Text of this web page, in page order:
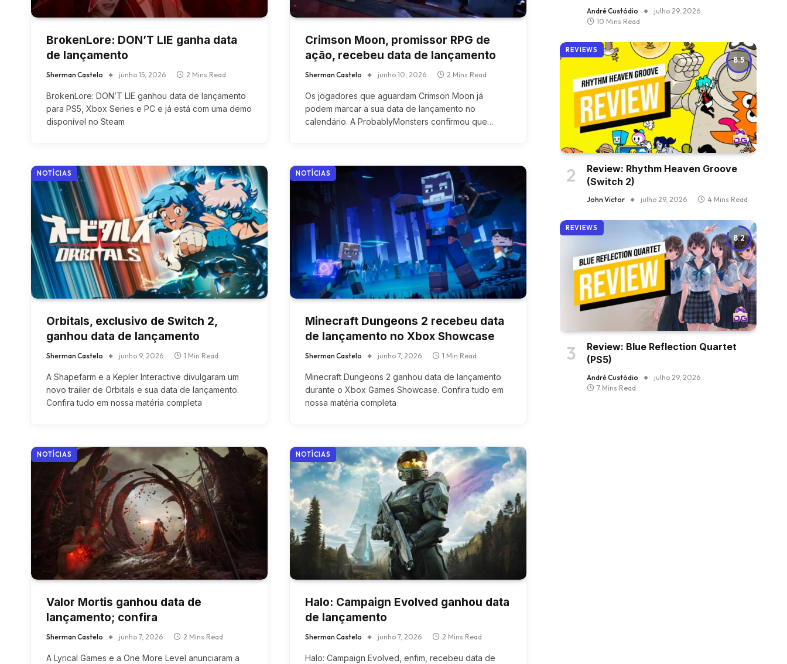
BrokenLore: DON’T LIE ganha data
de lançamento
Sherman Castelo junho 15, 2026 2 Mins Read
BrokenLore: DON’T LIE ganhou data de lançamento
para PS5, Xbox Series e PC e já está com uma demo
disponível no Steam
Crimson Moon, promissor RPG de
ação, recebeu data de lançamento
Sherman Castelo junho 10, 2026 2 Mins Read
Os jogadores que aguardam Crimson Moon já
podem marcar a sua data de lançamento no
calendário. A ProbablyMonsters confirmou que…
NOTÍCIAS
Orbitals, exclusivo de Switch 2,
ganhou data de lançamento
Sherman Castelo junho 9, 2026 1 Min Read
A Shapefarm e a Kepler Interactive divulgaram um
novo trailer de Orbitals e sua data de lançamento.
Confira tudo em nossa matéria completa
NOTÍCIAS
Minecraft Dungeons 2 recebeu data
de lançamento no Xbox Showcase
Sherman Castelo junho 7, 2026 1 Min Read
Minecraft Dungeons 2 ganhou data de lançamento
durante o Xbox Games Showcase. Confira tudo em
nossa matéria completa
NOTÍCIAS
Valor Mortis ganhou data de
lançamento; confira
Sherman Castelo junho 7, 2026 2 Mins Read
A Lyrical Games e a One More Level anunciaram a
NOTÍCIAS
Halo: Campaign Evolved ganhou data
de lançamento
Sherman Castelo junho 7, 2026 2 Mins Read
Halo: Campaign Evolved, enfim, recebeu data de
André Custódio
julho 29, 2026
10 Mins Read
8.5
REVIEWS
Review: Rhythm Heaven Groove
(Switch 2)
John Victor julho 29, 2026 4 Mins Read
8.2
REVIEWS
Review: Blue Reflection Quartet
(PS5)
André Custódio
julho 29, 2026
7 Mins Read